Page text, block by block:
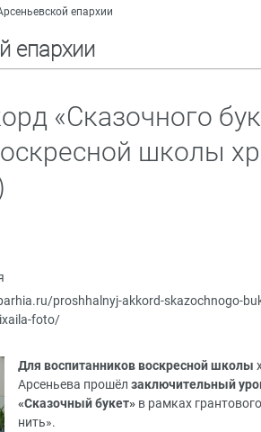
епархии
епархии
«Сказочного
школы
proshhalnyj-akkord-skazochnogo-
foto/
Для воспитанников воскресной школы
Арсеньева прошёлзаключительный
«Сказочный букет» в рамках
нить».